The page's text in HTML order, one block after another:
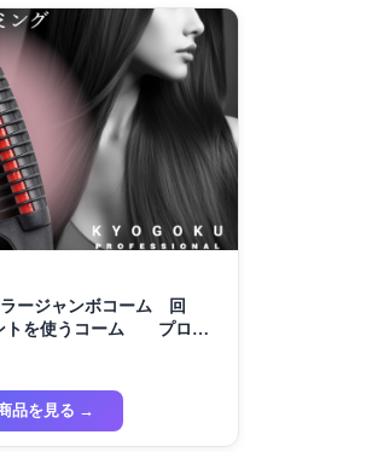
ージャンボコーム 回
トを使うコーム プロ仕
品を見る →